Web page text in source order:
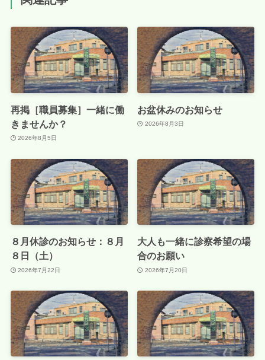
再掲［職員募集］一緒に働
きませんか？
2026年8月5日
お盆休みのお知らせ
2026年8月3日
８月休診のお知らせ：８月
８日（土）
2026年7月22日
大人も一緒に診察希望の場
合のお願い
2026年7月20日